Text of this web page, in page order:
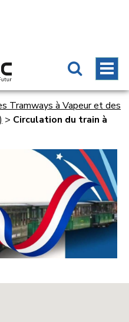
Tramways à Vapeur et des
> Circulation du train à